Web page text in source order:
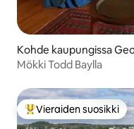
Kohde kaupungissa
Mökki Todd Baylla
Vieraiden suosikkien
Vieraiden suosikki